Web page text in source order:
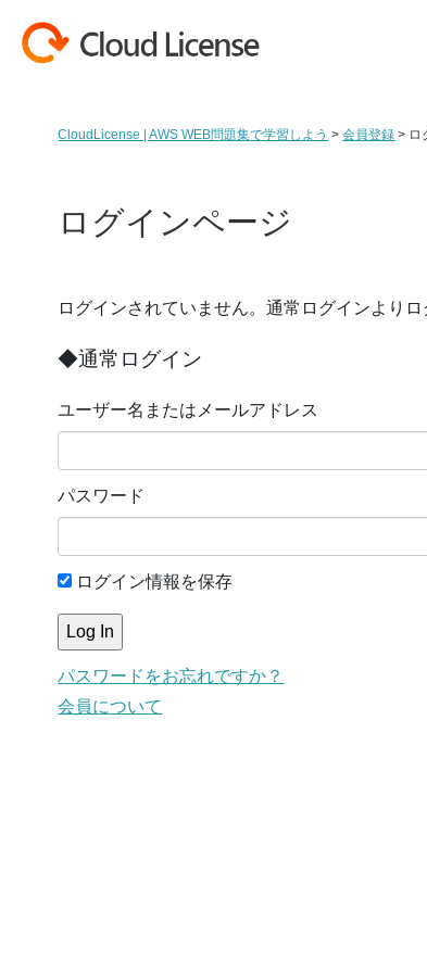
CloudLicense | AWS WEB問題集で学習しよう >会員登録 > ロ
ログインページ
ログインされていません。通常ログインより
◆通常ログイン
ユーザー名またはメールアドレス
パスワード
ログイン情報を保存
パスワードをお忘れですか？
会員について